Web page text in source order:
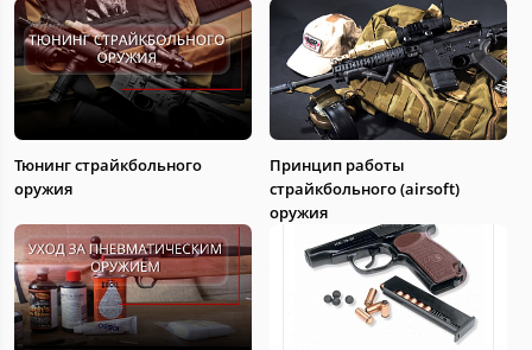
Тюнинг страйкбольного
оружия
Принцип работы
страйкбольного (airsoft)
оружия